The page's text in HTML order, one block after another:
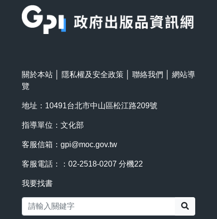
關於本站 隱私權及安全政策 聯絡我們
網站導
覽
地址：10491台北市中山區松江路209號
指導單位：文化部
客服信箱： gpi@moc.gov.tw
客服電話：：02-2518-0207 分機22
我要找書